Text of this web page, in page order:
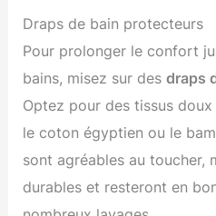
Draps de bain protecteurs
Pour prolonger le confort
bains, misez sur desdraps
Optez pour des tissus
le coton égyptien ou le
sont agréables au toucher,
durables et resteront en